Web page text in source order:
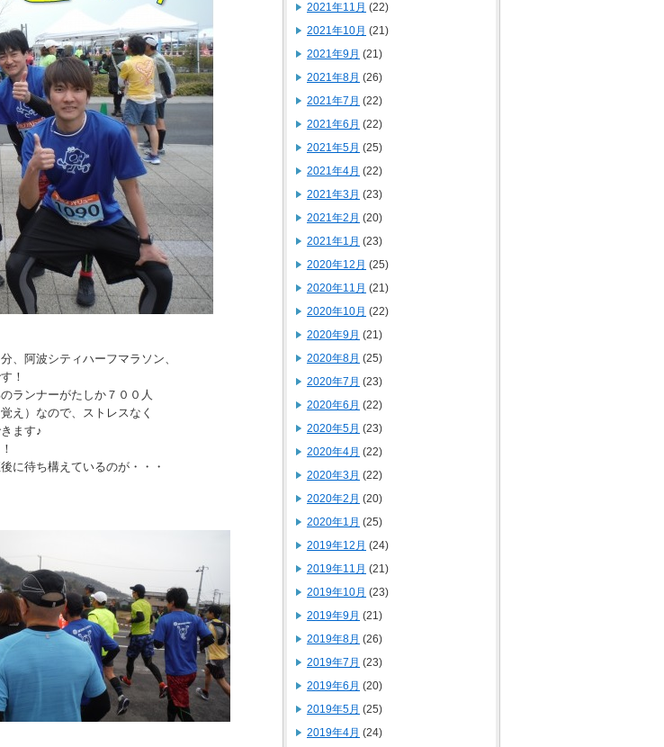
、阿波シティハーフマラソン、
！
ランナーがたしか７００人
え）なので、ストレスなく
ます♪
に待ち構えているのが・・・
2021年11月 (22)
2021年10月 (21)
2021年9月 (21)
2021年8月 (26)
2021年7月 (22)
2021年6月 (22)
2021年5月 (25)
2021年4月 (22)
2021年3月 (23)
2021年2月 (20)
2021年1月 (23)
2020年12月 (25)
2020年11月 (21)
2020年10月 (22)
2020年9月 (21)
2020年8月 (25)
2020年7月 (23)
2020年6月 (22)
2020年5月 (23)
2020年4月 (22)
2020年3月 (22)
2020年2月 (20)
2020年1月 (25)
2019年12月 (24)
2019年11月 (21)
2019年10月 (23)
2019年9月 (21)
2019年8月 (26)
2019年7月 (23)
2019年6月 (20)
2019年5月 (25)
2019年4月 (24)